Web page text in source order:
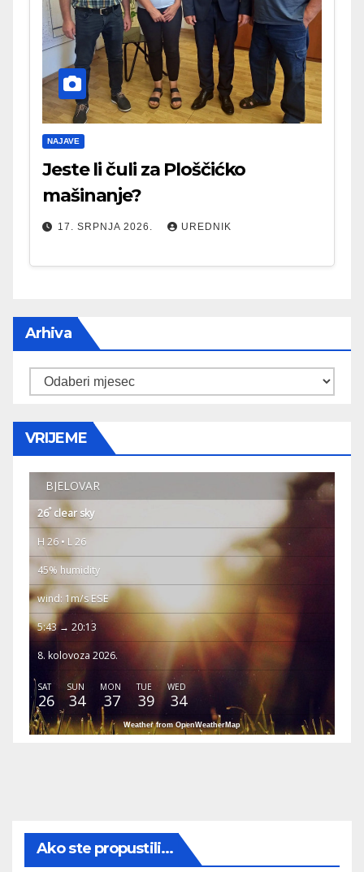
NAJAVE
Jeste li čuli za Ploščićko
mašinanje?
17. SRPNJA 2026. UREDNIK
Arhiva
Arhiva
VRIJEME
BJELOVAR
26° clear sky
H 26 • L 26
45% humidity
wind: 1m/s ESE
5:43 → 20:13
8. kolovoza 2026.
SAT
26
SUN
34
MON
37
TUE
39
WED
34
Weather from OpenWeatherMap
Ako ste propustili...